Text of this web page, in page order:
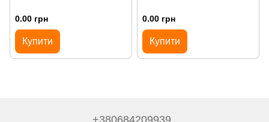
0.00 грн
Купити
0.00 грн
Купити
+380684209939